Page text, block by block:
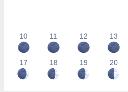
10 11 12 13
17 18 19 20